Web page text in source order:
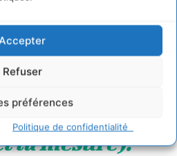
Refuser
préférences
Politique de confidentialité
Blanc-Cœur,
un principe
observer)
par la
la mesure).